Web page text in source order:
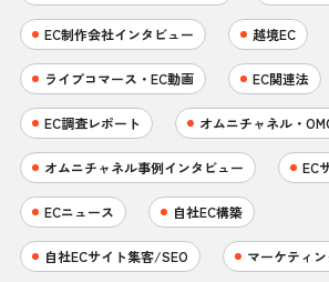
EC制作会社インタビュー 越境EC
ライブコマース・EC動画 EC関連法
EC調査レポート オムニチャネル・
オムニチャネル事例インタビュー EC
ECニュース 自社EC構築
自社ECサイト集客/SEO マーケティ